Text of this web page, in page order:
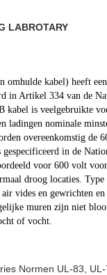
LABROTARY
omhulde kabel) heeft
in Artikel 334 van de
kabel is veelgebruikte
ladingen nominale
overeenkomstig de
in de
voor 600 volt
droog locaties.
vides en gewrichten
muren zijn niet
of vocht.
Normen UL-83, UL-